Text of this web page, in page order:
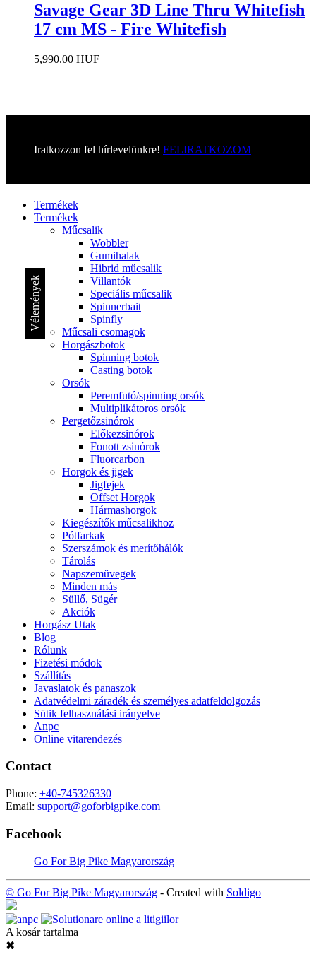
Savage Gear 3D Line Thru Whitefish
17 cm MS - Fire Whitefish
5,990.00 HUF
Iratkozzon fel hírlevelünkre! FELIRATKOZOM
Termékek
Termékek
Műcsalik
Wobbler
Gumihalak
Hibrid műcsalik
Villantók
Speciális műcsalik
Spinnerbait
Spinfly
Műcsali csomagok
Horgászbotok
Spinning botok
Casting botok
Orsók
Peremfutó/spinning orsók
Multiplikátoros orsók
Pergetőzsinórok
Előkezsinórok
Fonott zsinórok
Fluorcarbon
Horgok és jigek
Jigfejek
Offset Horgok
Hármashorgok
Kiegészítők műcsalikhoz
Pótfarkak
Szerszámok és merítőhálók
Tárolás
Napszemüvegek
Minden más
Süllő, Sügér
Akciók
Horgász Utak
Blog
Rólunk
Fizetési módok
Szállítás
Javaslatok és panaszok
Adatvédelmi záradék és személyes adatfeldolgozás
Sütik felhasználási irányelve
Anpc
Online vitarendezés
Contact
Phone: +40-745326330
Email: support@goforbigpike.com
Facebook
Go For Big Pike Magyarország
© Go For Big Pike Magyarország - Created with Soldigo
A kosár tartalma
✖
Vélemények